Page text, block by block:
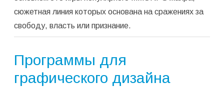
сюжетная линия которых основана на сражениях за
свободу, власть или признание.
Программы для
графического дизайна